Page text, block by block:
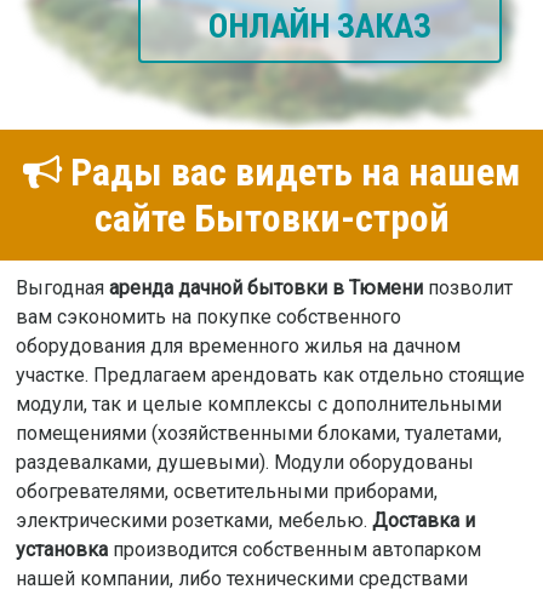
ОНЛАЙН ЗАКАЗ
Рады вас видеть на нашем
сайте Бытовки-строй
Выгодная аренда дачной бытовки в Тюменипозволит
вам сэкономить на покупке собственного
оборудования для временного жилья на дачном
участке. Предлагаем арендовать как отдельно стоящие
модули, так и целые комплексы с дополнительными
помещениями (хозяйственными блоками, туалетами,
раздевалками, душевыми). Модули оборудованы
обогревателями, осветительными приборами,
электрическими розетками, мебелью. Доставка и
установкапроизводится собственным автопарком
нашей компании, либо техническими средствами